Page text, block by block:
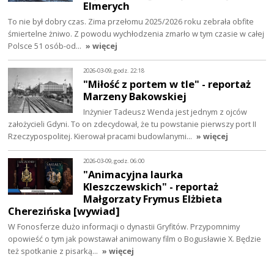
Elmerych
To nie był dobry czas. Zima przełomu 2025/2026 roku zebrała obfite
śmiertelne żniwo. Z powodu wychłodzenia zmarło w tym czasie w całej
Polsce 51 osób-od… » więcej
2026-03-09, godz. 22:18
"Miłość z portem w tle" - reportaż
Marzeny Bakowskiej
Inżynier Tadeusz Wenda jest jednym z ojców
założycieli Gdyni. To on zdecydował, że tu powstanie pierwszy port II
Rzeczypospolitej. Kierował pracami budowlanymi… » więcej
2026-03-09, godz. 06:00
"Animacyjna laurka
Kleszczewskich" - reportaż
Małgorzaty Frymus Elżbieta
Cherezińska [wywiad]
W Fonosferze dużo informacji o dynastii Gryfitów. Przypomnimy
opowieść o tym jak powstawał animowany film o Bogusławie X. Będzie
też spotkanie z pisarką… » więcej